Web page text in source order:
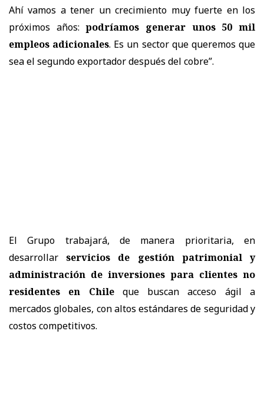
Ahí vamos a tener un crecimiento muy fuerte en los
próximos años:podríamos generar unos 50 mil
empleos adicionales. Es un sector que queremos que
sea el segundo exportador después del cobre”.
El Grupo trabajará, de manera prioritaria, en
desarrollarservicios de gestión patrimonial y
administración de inversiones para clientes no
residentes en Chileque buscan acceso ágil a
mercados globales, con altos estándares de seguridad y
costos competitivos.